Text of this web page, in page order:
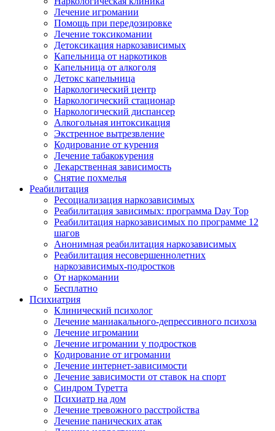
Лечение игромании
Помощь при передозировке
Лечение токсикомании
Детоксикация наркозависимых
Капельница от наркотиков
Капельница от алкоголя
Детокс капельница
Наркологический центр
Наркологический стационар
Наркологический диспансер
Алкогольная интоксикация
Экстренное вытрезвление
Кодирование от курения
Лечение табакокурения
Лекарственная зависимость
Снятие похмелья
Реабилитация
Ресоциализация наркозависимых
Реабилитация зависимых: программа Day Top
Реабилитация наркозависимых по программе 12
шагов
Анонимная реабилитация наркозависимых
Реабилитация несовершеннолетних
наркозависимых-подростков
От наркомании
Бесплатно
Психиатрия
Клинический психолог
Лечение маниакального-депрессивного психоза
Лечение игромании
Лечение игромании у подростков
Кодирование от игромании
Лечение интернет-зависимости
Лечение зависимости от ставок на спорт
Синдром Туретта
Психиатр на дом
Лечение тревожного расстройства
Лечение панических атак